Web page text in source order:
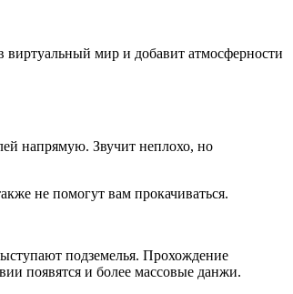
мир и добавит атмосферности
напрямую. Звучит неплохо, но
не помогут вам прокачиваться.
подземелья. Прохождение
появятся и более массовые данжи.